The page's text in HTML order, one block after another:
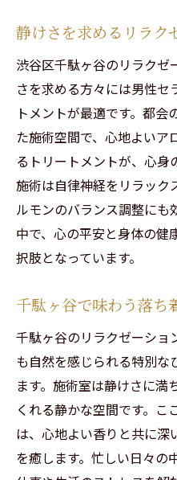
静けさを求めるリラク
渋谷区千駄ヶ谷のリラクゼ
さを求める方々には男性セ
トメントが最適です。都
た施術空間で、心地よいア
るトリートメントが、心身
施術は自律神経をリラック
ルモンのバランス調整にも
中で、心の平安と身体の健
択肢となっています。
千駄ヶ谷で味わう落ち
千駄ヶ谷のリラクゼーショ
も自然を感じられる特別な
ます。施術室は静けさに満
くれる静かな空間です。こ
は、心地よい香りと共に
を癒します。忙しい日々の